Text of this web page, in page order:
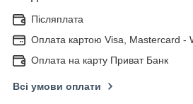
Післяплата
Оплата картою Visa, Mastercard -
Оплата на карту Приват Банк
Всі умови оплати